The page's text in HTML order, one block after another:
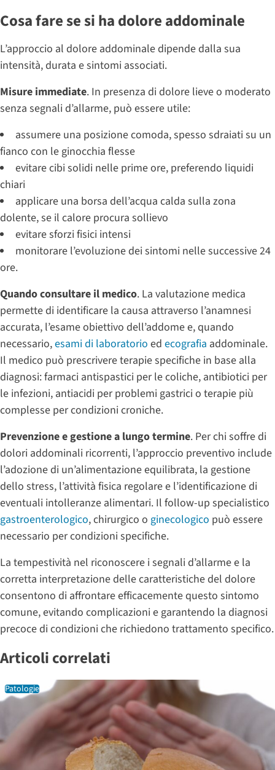
Cosa fare se si ha dolore addominale
L’approccio al dolore addominale dipende dalla sua
intensità, durata e sintomi associati.
Misure immediate. In presenza di dolore lieve o moderato
senza segnali d’allarme, può essere utile:
assumere una posizione comoda, spesso sdraiati su un
fianco con le ginocchia flesse
evitare cibi solidi nelle prime ore, preferendo liquidi
chiari
applicare una borsa dell’acqua calda sulla zona
dolente, se il calore procura sollievo
evitare sforzi fisici intensi
monitorare l’evoluzione dei sintomi nelle successive 24
ore.
Quando consultare il medico. La valutazione medica
permette di identificare la causa attraverso l’anamnesi
accurata, l’esame obiettivo dell’addome e, quando
necessario,esami di laboratorio ed ecografia addominale.
Il medico può prescrivere terapie specifiche in base alla
diagnosi: farmaci antispastici per le coliche, antibiotici per
le infezioni, antiacidi per problemi gastrici o terapie più
complesse per condizioni croniche.
Prevenzione e gestione a lungo termine. Per chi soffre di
dolori addominali ricorrenti, l’approccio preventivo include
l’adozione di un’alimentazione equilibrata, la gestione
dello stress, l’attività fisica regolare e l’identificazione di
eventuali intolleranze alimentari. Il follow-up specialistico
gastroenterologico, chirurgico o ginecologico può essere
necessario per condizioni specifiche.
La tempestività nel riconoscere i segnali d’allarme e la
corretta interpretazione delle caratteristiche del dolore
consentono di affrontare efficacemente questo sintomo
comune, evitando complicazioni e garantendo la diagnosi
precoce di condizioni che richiedono trattamento specifico.
Articoli correlati
Patologie